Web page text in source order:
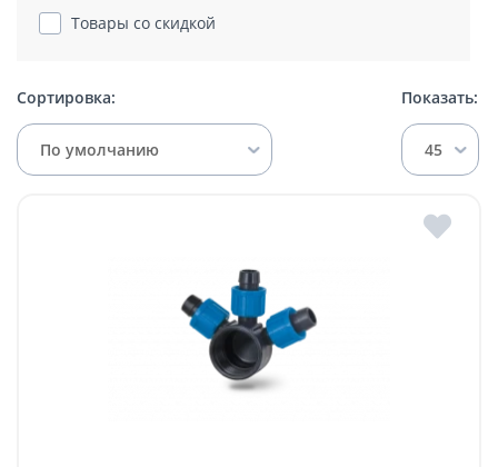
Товары со скидкой
Сортировка:
По умолчанию
Показать:
45